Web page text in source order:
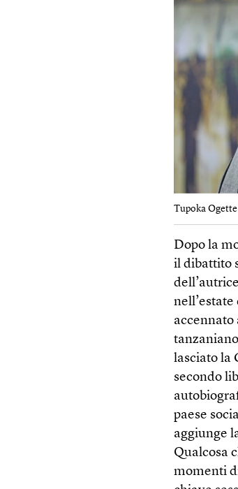
Tupoka
Dopo la
il dibattito
accennato
lasciato la
secondo
paese
aggiunge
Qualcosa
momenti